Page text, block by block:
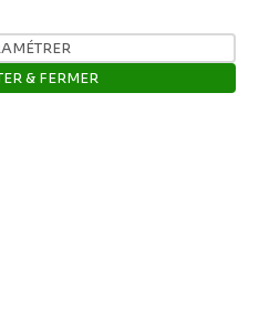
& FERMER